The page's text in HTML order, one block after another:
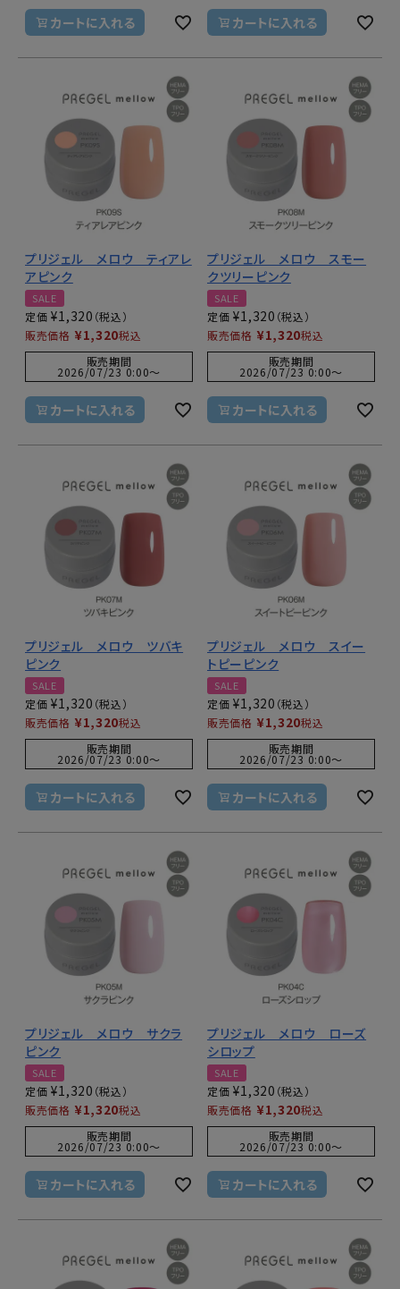
カートに入れる カートに入れる
プリジェル メロウ ティアレ
アピンク
SALE
定価 ¥1,320
販売価格 ¥1,320税込
販売期間
2026/07/23 0:00〜
カートに入れる
プリジェル メロウ スモー
クツリーピンク
SALE
定価 ¥1,320
販売価格 ¥1,320税込
販売期間
2026/07/23 0:00〜
カートに入れる
プリジェル メロウ ツバキ
ピンク
SALE
定価 ¥1,320
販売価格 ¥1,320税込
販売期間
2026/07/23 0:00〜
カートに入れる
プリジェル メロウ スイー
トピーピンク
SALE
定価 ¥1,320
販売価格 ¥1,320税込
販売期間
2026/07/23 0:00〜
カートに入れる
プリジェル メロウ サクラ
ピンク
SALE
定価 ¥1,320
販売価格 ¥1,320税込
販売期間
2026/07/23 0:00〜
カートに入れる
プリジェル メロウ ローズ
シロップ
SALE
定価 ¥1,320
販売価格 ¥1,320税込
販売期間
2026/07/23 0:00〜
カートに入れる